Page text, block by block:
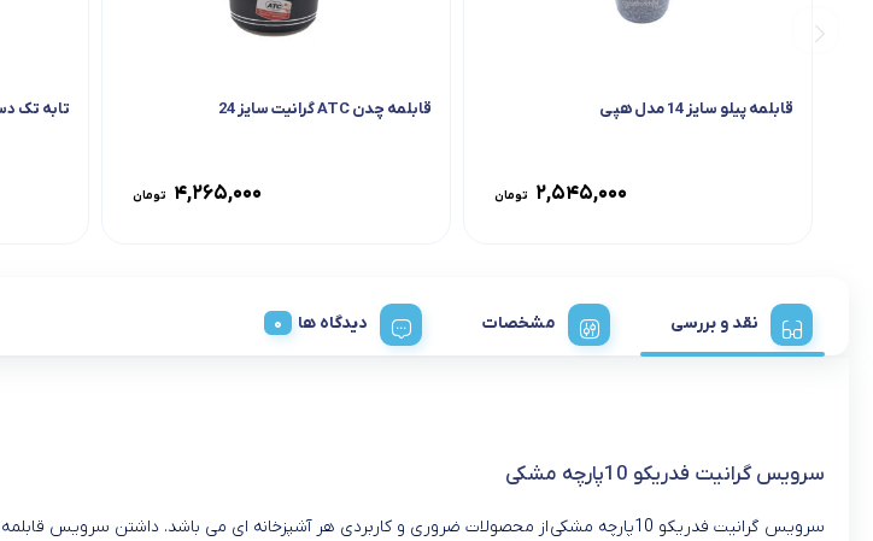
قابلمه پیلو سایز 14 مدل هپی
۲,۵۴۵,۰۰۰ تومان
قابلمه چدن ATC گرانیت سایز 24
۴,۲۶۵,۰۰۰ تومان
تابه تک دسته
نقد و بررسی مشخصات دیدگاه ها
سرویس گرانیت فدریکو 10پارچه مشکی
سرویس گرانیت فدریکو 10پارچه مشکی از محصولات ضروری و کاربردی هر آشپزخانه ای می باشد.